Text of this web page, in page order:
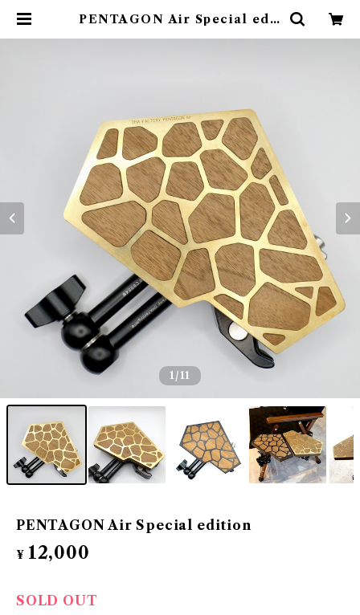
PENTAGON Air Special edit
1/11
PENTAGON Air Special edition
¥ 12,000
SOLD OUT